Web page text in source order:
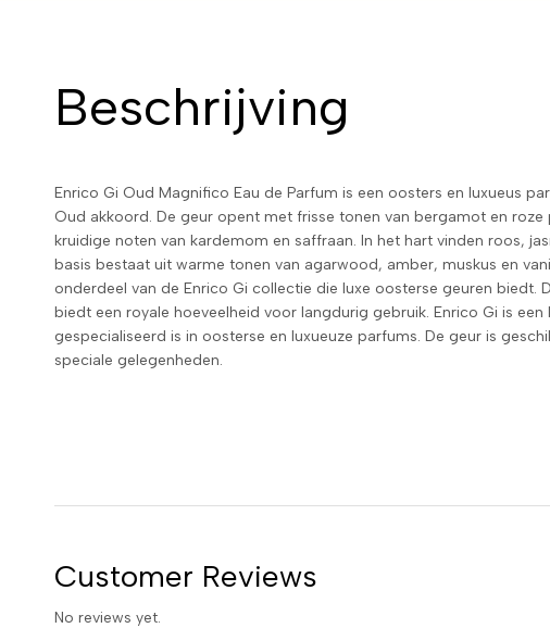
Beschrijving
Enrico Gi Oud Magnifico Eau de Parfum is een oosters en luxueus
Oud akkoord. De geur opent met frisse tonen van bergamot en
kruidige noten van kardemom en saffraan. In het hart vinden roos,
basis bestaat uit warme tonen van agarwood, amber, muskus en
onderdeel van de Enrico Gi collectie die luxe oosterse geuren biedt.
biedt een royale hoeveelheid voor langdurig gebruik. Enrico Gi is een
gespecialiseerd is in oosterse en luxueuze parfums. De geur is
speciale gelegenheden.
Customer Reviews
No reviews yet.